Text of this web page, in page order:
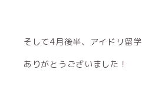
そして4月後半、アイドリ留学
ありがとうございました！